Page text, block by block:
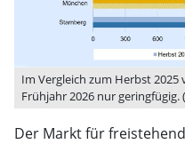
Im Vergleich zum Herbst
Frühjahr 2026 nur
Der Markt für